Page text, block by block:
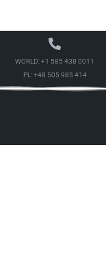
WORLD:+1 585 438 0011
PL:+48 505 985 414